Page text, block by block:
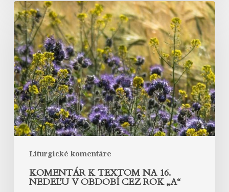
Liturgické komentáre
Komentár
k
textom
na
16.
nedeľu
v
období
cez
rok
„A“
KOMENTÁR K TEXTOM NA 16.
NEDEĽU V OBDOBÍ CEZ ROK „A“